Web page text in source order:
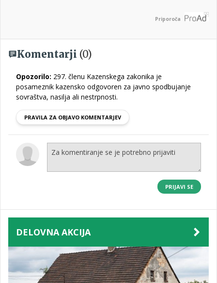
Priporoča
Komentarji (0)
Opozorilo: 297. členu Kazenskega zakonika je
posameznik kazensko odgovoren za javno spodbujanje
sovraštva, nasilja ali nestrpnosti.
PRAVILA ZA OBJAVO KOMENTARJEV
PRIJAVI SE
DELOVNA AKCIJA